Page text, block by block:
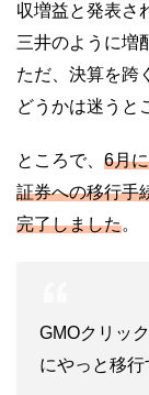
収増益と発表さ
三井のように増
ただ、決算を跨
どうかは迷うと
ところで、 6月
証券への移行手
完了しました。
GMOクリッ
にやっと移